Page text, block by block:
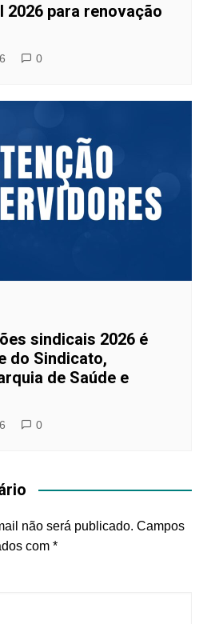
2026 para renovação
0
sindicais 2026 é
do Sindicato,
de Saúde e
0
não será publicado. Campos
com *